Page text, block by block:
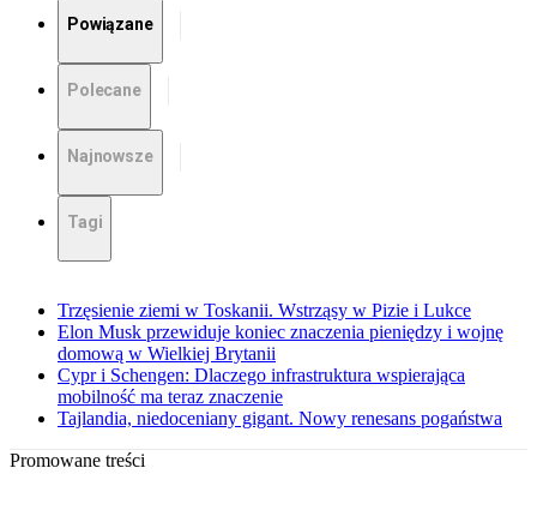
Powiązane
Polecane
Najnowsze
Tagi
Trzęsienie ziemi w Toskanii. Wstrząsy w Pizie i Lukce
Elon Musk przewiduje koniec znaczenia pieniędzy i wojnę
domową w Wielkiej Brytanii
Cypr i Schengen: Dlaczego infrastruktura wspierająca
mobilność ma teraz znaczenie
Tajlandia, niedoceniany gigant. Nowy renesans pogaństwa
Promowane treści